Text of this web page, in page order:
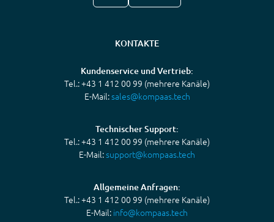
KONTAKTE
Kundenservice und Vertrieb:
Tel.: +43 1 412 00 99 (mehrere Kanäle)
E-Mail:sales@kompaas.tech
Technischer Support:
Tel.: +43 1 412 00 99 (mehrere Kanäle)
E-Mail:support@kompaas.tech
Allgemeine Anfragen:
Tel.: +43 1 412 00 99 (mehrere Kanäle)
E-Mail: info@kompaas.tech